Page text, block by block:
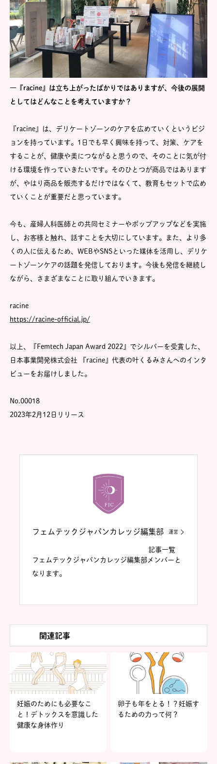
―『racine』は立ち上がったばかりではありますが、今後の展開
としてはどんなことを考えていますか？
『racine』は、デリケートゾーンのケアを広めていくというビジ
ョンを持っています。1日でも早く興味を持って、対策、ケアを
することが、健康や美につながると思うので、そのことに気が付
ける環境を作っていきたいです。そのひとつが商品ではあります
が、やはり商品を販売するだけではなくて、教育もセットで広め
ていくことが重要だと思っています。
今も、産婦人科医師との共同セミナーやポップアップなどを実施
し、お客様と触れ、話すことを大切にしています。また、より多
くの人に伝えるため、WEBやSNSといった媒体を活用し、デリケ
ートゾーンケアの話題を発信しております。今後も発信を継続し
ながら、さまざまなことに取り組んでいきます。
racine
https://racine-official.jp/
以上、『Femtech Japan Award 2022』でシルバーを受賞した、
日本事業開発株式会社 『racine』代表の叶くるみさんへのインタ
ビューをお届けしました。
No.00018
2023年2月12日リリース
フェムテックジャパンカレッジ編集部 運営
記事一覧
フェムテックジャパンカレッジ編集部メンバーと
なります。
関連記事
妊娠のためにも必要なこ
と！デトックスを意識した
健康な身体作り
卵子も年をとる！？妊娠す
るための力って何？